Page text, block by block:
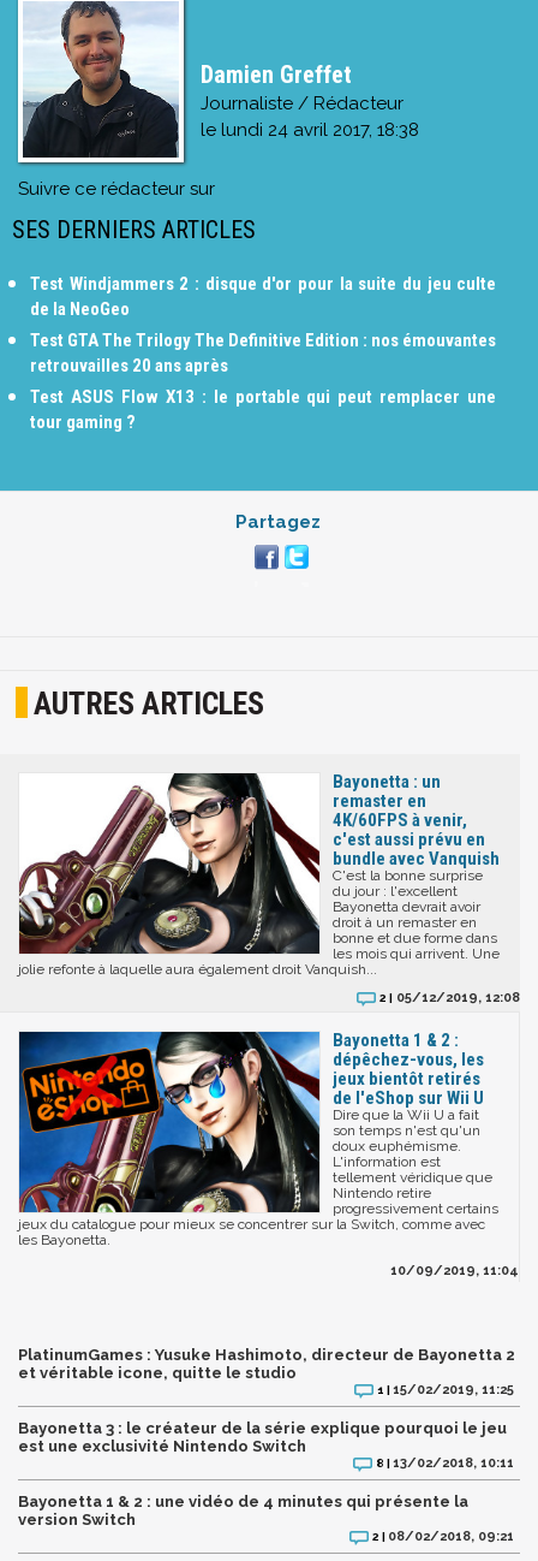
Damien Greffet
Journaliste / Rédacteur
le lundi 24 avril 2017, 18:38
Suivre ce rédacteur sur
SES DERNIERS ARTICLES
Test Windjammers 2 : disque d'or pour la suite du jeu culte
de la NeoGeo
Test GTA The Trilogy The Definitive Edition : nos émouvantes
retrouvailles 20 ans après
Test ASUS Flow X13 : le portable qui peut remplacer une
tour gaming ?
Partagez
AUTRES ARTICLES
Bayonetta : un
remaster en
4K/60FPS à venir,
c'est aussi prévu en
bundle avec Vanquish
C'est la bonne surprise
du jour : l'excellent
Bayonetta devrait avoir
droit à un remaster en
bonne et due forme dans
les mois qui arrivent. Une
jolie refonte à laquelle aura également droit Vanquish...
2 | 05/12/2019, 12:08
Bayonetta 1 & 2 :
dépêchez-vous, les
jeux bientôt retirés
de l'eShop sur Wii U
Dire que la Wii U a fait
son temps n'est qu'un
doux euphémisme.
L'information est
tellement véridique que
Nintendo retire
progressivement certains
jeux du catalogue pour mieux se concentrer sur la Switch, comme avec
les Bayonetta.
10/09/2019, 11:04
PlatinumGames : Yusuke Hashimoto, directeur de Bayonetta 2
et véritable icone, quitte le studio
1 | 15/02/2019, 11:25
Bayonetta 3 : le créateur de la série explique pourquoi le jeu
est une exclusivité Nintendo Switch
8 | 13/02/2018, 10:11
Bayonetta 1 & 2 : une vidéo de 4 minutes qui présente la
version Switch
2 | 08/02/2018, 09:21